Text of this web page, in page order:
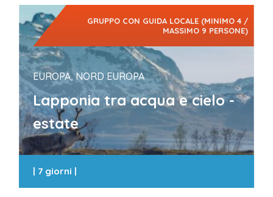
GRUPPO CON GUIDA LOCALE (MINIMO 4 /
MASSIMO 9 PERSONE)
EUROPA, NORD EUROPA
Lapponia tra acqua e cielo -
estate
| 7 giorni |